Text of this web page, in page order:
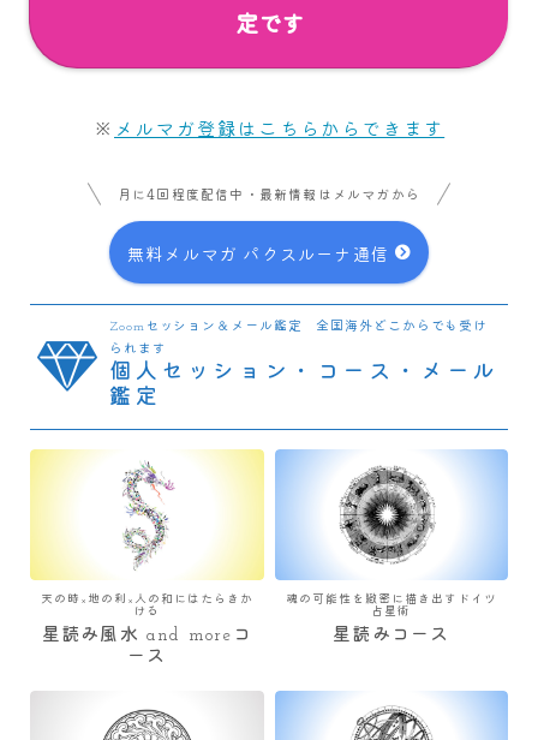
定です
※ メルマガ登録はこちらからできます
月に4回程度配信中・最新情報はメルマガから
無料メルマガ パクスルーナ通信
Zoomセッション＆メール鑑定 全国海外どこからでも受け
られます
個人セッション・コース・メール
鑑定
天の時×地の利×人の和にはたらきか
ける
星読み風水 and moreコ
ース
魂の可能性を緻密に描き出すドイツ
占星術
星読みコース